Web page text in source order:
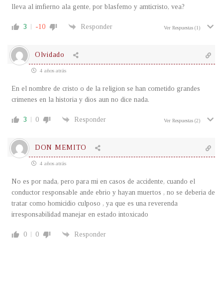
lleva al imfierno ala gente, por blasfemo y amticristo, vea?
3 -10 Responder Ver Respuestas (1)
Olvidado
4 años atrás
En el nombre de cristo o de la religion se han cometido grandes
crimenes en la historia y dios aun no dice nada.
3 0 Responder Ver Respuestas (2)
DON MEMITO
4 años atrás
No es por nada, pero para mi en casos de accidente, cuando el
conductor responsable ande ebrio y hayan muertos , no se deberia de
tratar como homicidio culposo , ya que es una reverenda
irresponsabilidad manejar en estado intoxicado
0 0 Responder